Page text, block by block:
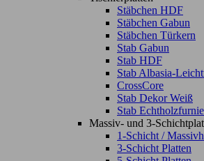
Stäbchen HDF
Stäbchen Gabun
Stäbchen Türkern
Stab Gabun
Stab HDF
Stab Albasia-
CrossCore
Stab Dekor Weiß
Stab
Massiv- und 3-
1-Schicht /
3-Schicht Platten